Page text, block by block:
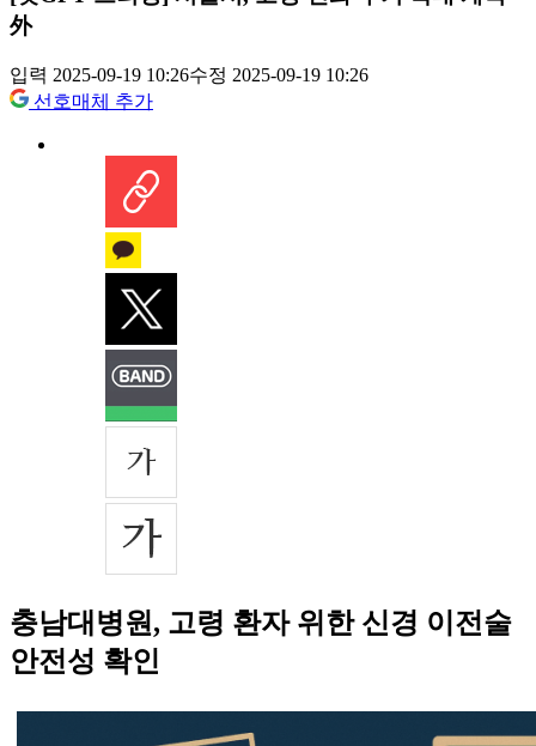
外
입력 2025-09-19 10:26수정 2025-09-19 10:26
선호매체 추가
충남대병원, 고령 환자 위한 신경 이전술
안전성 확인